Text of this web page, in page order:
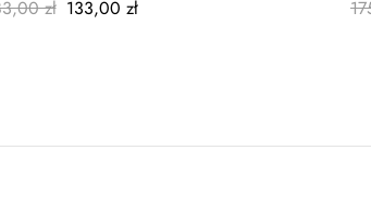
zł 133,00 zł